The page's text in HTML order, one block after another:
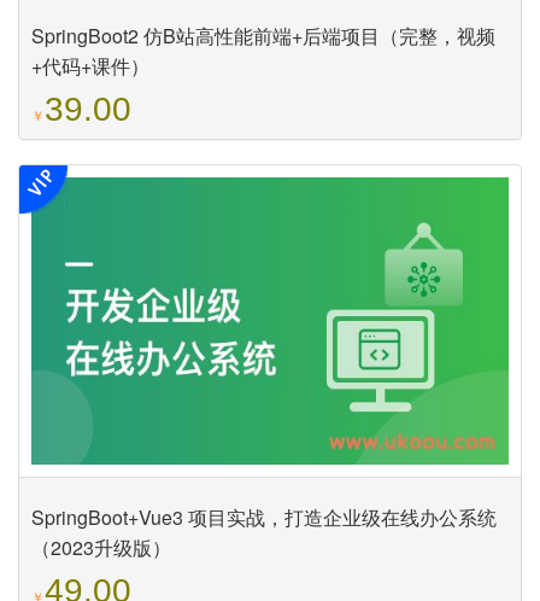
SpringBoot2 仿B站高性能前端+后端项目（完整，视频
+代码+课件）
￥39.00
SpringBoot+Vue3 项目实战，打造企业级在线办公系统
（2023升级版）
￥49.00